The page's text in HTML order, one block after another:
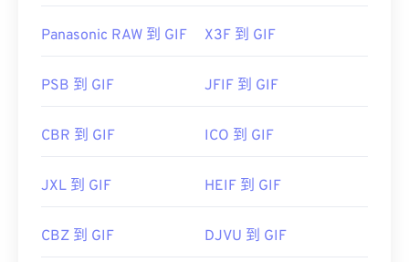
Panasonic RAW 到 GIF X3F 到 GIF
PSB 到 GIF JFIF 到 GIF
CBR 到 GIF ICO 到 GIF
JXL 到 GIF HEIF 到 GIF
CBZ 到 GIF DJVU 到 GIF